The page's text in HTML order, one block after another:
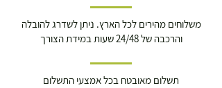
משלוחים מהירים לכל הארץ. ניתן לשדרג להובלה
והרכבה של 24/48 שעות במידת הצורך
תשלום מאובטח בכל אמצעי התשלום